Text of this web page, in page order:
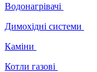
Водонагрівачі
Димохідні системи
Каміни
Котли газові